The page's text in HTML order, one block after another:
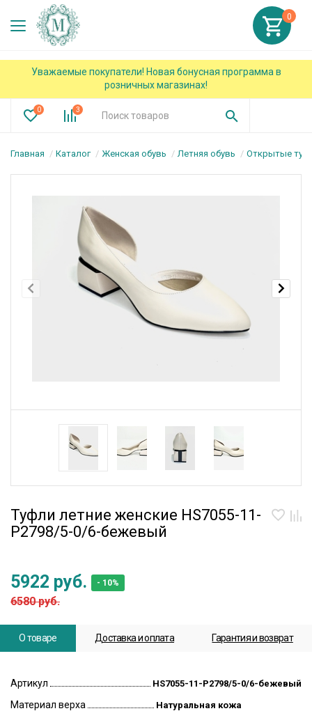
Уважаемые покупатели! Новая бонусная программа в
розничных магазинах!
0 3
0
Главная Каталог Женская обувь Летняя обувь Открытые
Туфли летние женские HS7055-11-
P2798/5-0/6-бежевый
5922 руб. - 10%
6580 руб.
О товаре Доставка и оплата Гарантия и возврат
Артикул HS7055-11-P2798/5-0/6-бежевый
Материал верха Натуральная кожа